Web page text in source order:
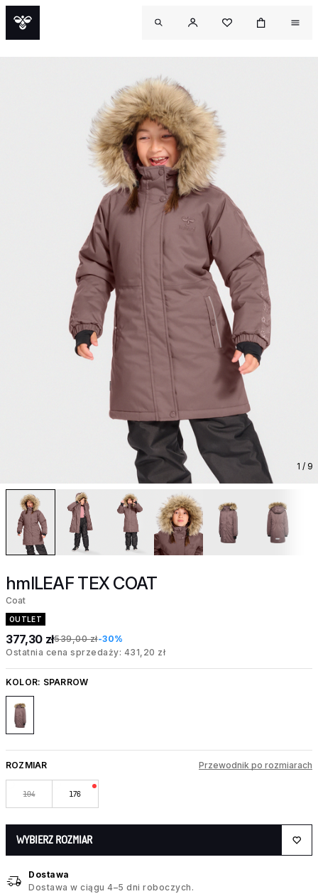
1 / 9
hmlLEAF TEX COAT
Coat
OUTLET
377,30 zł539,00 zł-30%
Ostatnia cena sprzedaży: 431,20 zł
KOLOR: SPARROW
ROZMIAR Przewodnik po rozmiarach
104 176
WYBIERZ ROZMIAR
Dostawa
Dostawa w ciągu 4–5 dni roboczych.